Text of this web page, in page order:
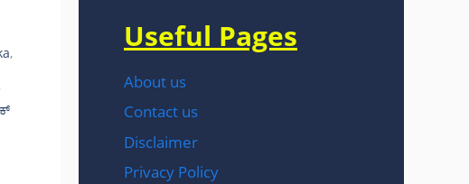
,
Useful Pages
About us
Contact us
Disclaimer
Privacy Policy